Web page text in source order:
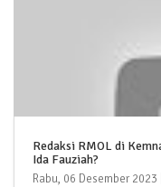
Redaksi RMOL di
Ida Fauziah?
Rabu, 06 Desember 2023